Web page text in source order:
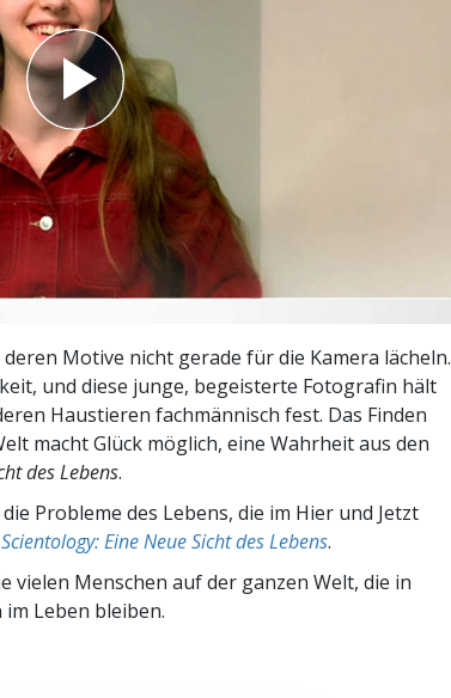
Motive nicht gerade für die Kamera lächeln.
und diese junge, begeisterte Fotografin hält
Haustieren fachmännisch fest. Das Finden
macht Glück möglich, eine Wahrheit aus den
des Lebens.
Probleme des Lebens, die im Hier und Jetzt
Scientology: Eine Neue Sicht des Lebens.
vielen Menschen auf der ganzen Welt, die in
Leben bleiben.